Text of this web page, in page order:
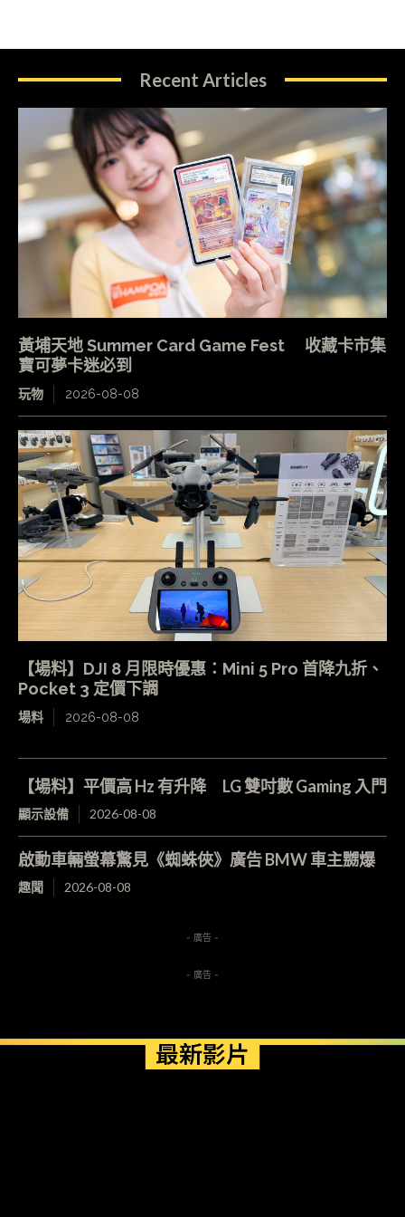
Recent Articles
黃埔天地 Summer Card Game Fest 收藏卡市集
寶可夢卡迷必到
玩物 2026-08-08
【場料】DJI 8 月限時優惠：Mini 5 Pro 首降九折、
Pocket 3 定價下調
場料 2026-08-08
【場料】平價高 Hz 有升降 LG 雙吋數 Gaming 入門
顯示設備 2026-08-08
啟動車輛螢幕驚見《蜘蛛俠》廣告 BMW 車主嬲爆
趣聞 2026-08-08
- 廣告 -
- 廣告 -
最新影片